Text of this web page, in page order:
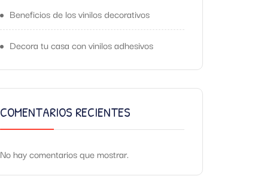
Beneficios de los vinilos decorativos
Decora tu casa con vinilos adhesivos
COMENTARIOS RECIENTES
No hay comentarios que mostrar.